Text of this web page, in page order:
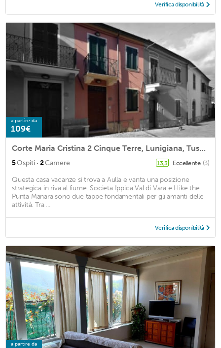
Verifica disponibilità
a partire da
109€
Corte Maria Cristina 2 Cinque Terre, Lunigiana, Tuscany
5Ospiti · 2Camere 13,3 Eccellente (3)
Questa casa vacanze si trova a Aulla e vanta una posizione
strategica in riva al fiume. Societa Ippica Val di Vara e Hike the
Punta Manara sono due tappe fondamentali per gli amanti delle
attività. Tra ...
Verifica disponibilità
a partire da